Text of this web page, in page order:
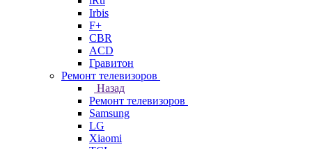
Irbis
F+
CBR
ACD
Гравитон
Ремонт телевизоров
Назад
Ремонт телевизоров
Samsung
LG
Xiaomi